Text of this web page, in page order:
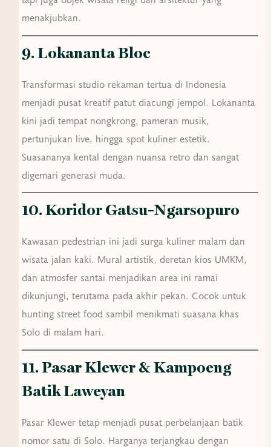
menakjubkan.
9. Lokananta Bloc
Transformasi studio rekaman tertua di Indonesia
menjadi pusat kreatif patut diacungi jempol. Lokananta
kini jadi tempat nongkrong, pameran musik,
pertunjukan live, hingga spot kuliner estetik.
Suasananya kental dengan nuansa retro dan sangat
digemari generasi muda.
10. Koridor Gatsu–Ngarsopuro
Kawasan pedestrian ini jadi surga kuliner malam dan
wisata jalan kaki. Mural artistik, deretan kios UMKM,
dan atmosfer santai menjadikan area ini ramai
dikunjungi, terutama pada akhir pekan. Cocok untuk
hunting street food sambil menikmati suasana khas
Solo di malam hari.
11. Pasar Klewer & Kampoeng
Batik Laweyan
Pasar Klewer tetap menjadi pusat perbelanjaan batik
nomor satu di Solo. Harganya terjangkau dengan